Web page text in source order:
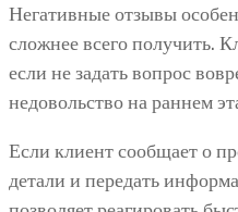
Негативные отзывы
сложнее всего получить.
если не задать вопрос
недовольство на раннем
Если клиент сообщает о
детали и передать